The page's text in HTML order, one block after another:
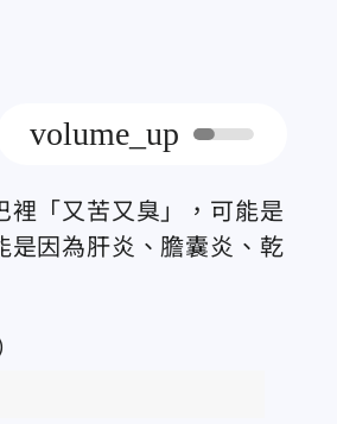
volume_up
裡「又苦又臭」，可能是
是因為肝炎、膽囊炎、乾